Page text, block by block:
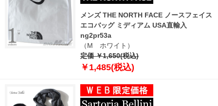
メンズ THE NORTH FACE ノースフェイス
エコバッグ ミディアム USA直輸入
ng2pr53a
（M ホワイト）
定価 ￥1,650(税込)
￥1,485(税込)